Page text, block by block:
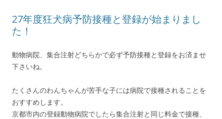
27年度狂犬病予防接種と登録が始まりまし
た！
動物病院、集合注射どちらかで必ず予防接種と登録をお済ませ
下さいね。
たくさんのわんちゃんが苦手な子には病院で接種されることを
おすすめします。
京都市内の登録動物病院でしたら集合注射と同じ料金で接種、